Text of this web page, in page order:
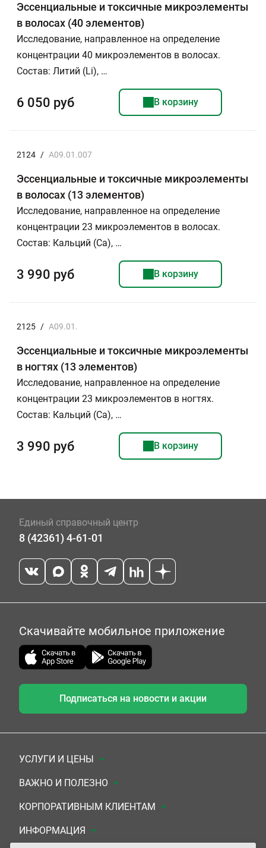
Эссенциальные и токсичные микроэлементы
в волосах (40 элементов)
Исследование, направленное на определение
концентрации 40 микроэлементов в волосах.
Состав: Литий (Li), …
6 050 руб В корзину
2124 / A09.01.007
Эссенциальные и токсичные микроэлементы
в волосах (13 элементов)
Исследование, направленное на определение
концентрации 23 микроэлементов в волосах.
Состав: Кальций (Ca), …
3 990 руб В корзину
2125 / A09.01.
Эссенциальные и токсичные микроэлементы
в ногтях (13 элементов)
Исследование, направленное на определение
концентрации 23 микроэлементов в ногтях.
Состав: Кальций (Ca), …
3 990 руб В корзину
Единый справочный центр
8 (42361) 4-61-01
Скачивайте мобильное приложение
Подписаться на новости и акции
УСЛУГИ И ЦЕНЫ
Анализы
Комплексы
УЗИ
ВАЖНО И ПОЛЕЗНО
Документы для заключения договора
Система скидок
КОРПОРАТИВНЫМ КЛИЕНТАМ
Медицинским организациям
ИНФОРМАЦИЯ